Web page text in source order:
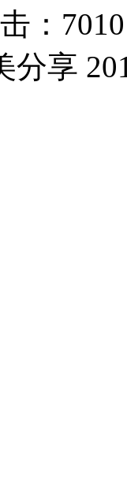
：
分享